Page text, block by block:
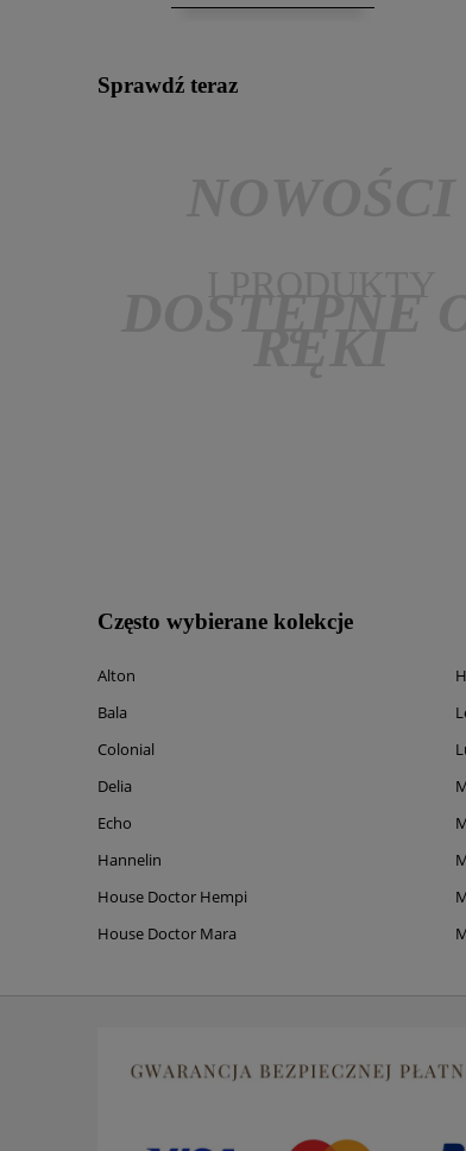
Sprawdź teraz
Często wybierane kolekcje
Alton
Bala
Colonial
Delia
Echo
Hannelin
House Doctor Hempi
House Doctor Mara